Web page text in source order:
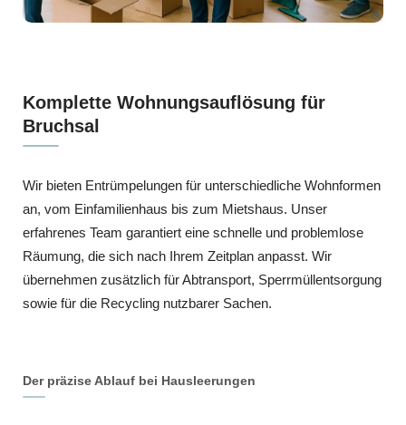
Komplette Wohnungsauflösung für
Bruchsal
Wir bieten Entrümpelungen für unterschiedliche Wohnformen
an, vom Einfamilienhaus bis zum Mietshaus. Unser
erfahrenes Team garantiert eine schnelle und problemlose
Räumung, die sich nach Ihrem Zeitplan anpasst. Wir
übernehmen zusätzlich für Abtransport, Sperrmüllentsorgung
sowie für die Recycling nutzbarer Sachen.
Der präzise Ablauf bei Hausleerungen